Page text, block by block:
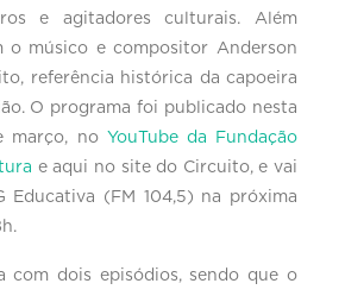
e agitadores culturais. Além
o músico e compositor Anderson
referência histórica da capoeira
O programa foi publicado nesta
março, no YouTube da Fundação
e aqui no site do Circuito, e vai
Educativa (FM 104,5) na próxima
com dois episódios, sendo que o